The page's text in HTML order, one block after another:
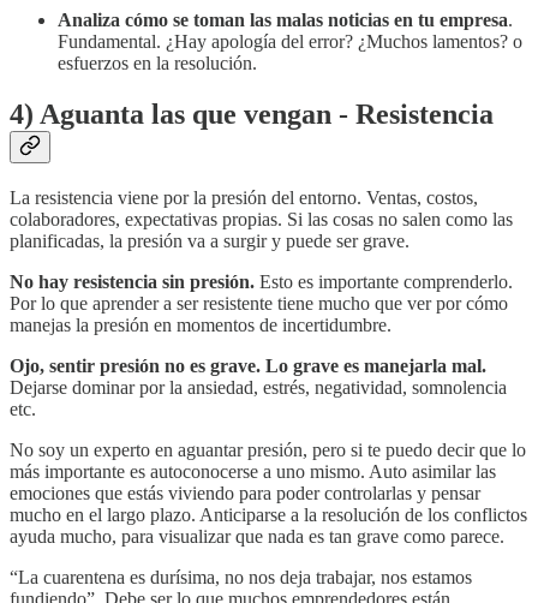
Analiza cómo se toman las malas noticias en tu empresa.
Fundamental. ¿Hay apología del error? ¿Muchos lamentos? o
esfuerzos en la resolución.
4) Aguanta las que vengan - Resistencia
La resistencia viene por la presión del entorno. Ventas, costos,
colaboradores, expectativas propias. Si las cosas no salen como las
planificadas, la presión va a surgir y puede ser grave.
No hay resistencia sin presión. Esto es importante comprenderlo.
Por lo que aprender a ser resistente tiene mucho que ver por cómo
manejas la presión en momentos de incertidumbre.
Ojo, sentir presión no es grave. Lo grave es manejarla mal.
Dejarse dominar por la ansiedad, estrés, negatividad, somnolencia
etc.
No soy un experto en aguantar presión, pero si te puedo decir que lo
más importante es autoconocerse a uno mismo. Auto asimilar las
emociones que estás viviendo para poder controlarlas y pensar
mucho en el largo plazo. Anticiparse a la resolución de los conflictos
ayuda mucho, para visualizar que nada es tan grave como parece.
“La cuarentena es durísima, no nos deja trabajar, nos estamos
fundiendo”. Debe ser lo que muchos emprendedores están